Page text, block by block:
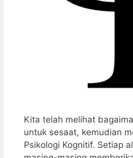
Kita telah melihat
untuk sesaat, kemudian
Psikologi Kognitif. Setiap